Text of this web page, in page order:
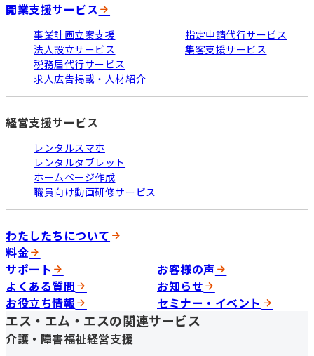
開業支援サービス
事業計画立案支援
法人設立サービス
税務届代行サービス
求人広告掲載・人材紹介
指定申請代行サービス
集客支援サービス
経営支援サービス
レンタルスマホ
レンタルタブレット
ホームページ作成
職員向け動画研修サービス
わたしたちについて
料金
サポート
お客様の声
よくある質問
お知らせ
お役立ち情報
セミナー・イベント
エス・エム・エスの関連サービス
介護・障害福祉経営支援